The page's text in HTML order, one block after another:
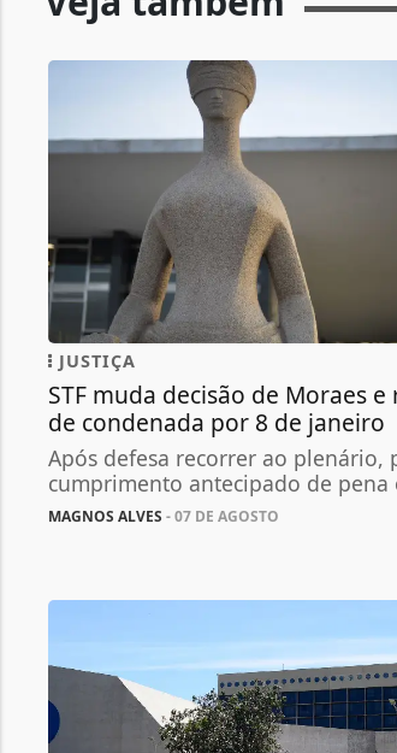
JUSTIÇA
STF muda decisão de Moraes
de condenada por 8 de janeiro
Após defesa recorrer ao plenário,
cumprimento antecipado de pena
MAGNOS ALVES - 07 DE AGOSTO